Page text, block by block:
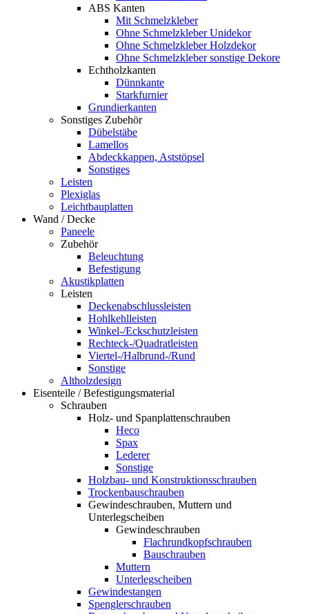
ABS Kanten
Mit Schmelzkleber
Ohne Schmelzkleber Unidekor
Ohne Schmelzkleber Holzdekor
Ohne Schmelzkleber sonstige Dekore
Echtholzkanten
Dünnkante
Starkfurnier
Grundierkanten
Sonstiges Zubehör
Dübelstäbe
Lamellos
Abdeckkappen, Aststöpsel
Sonstiges
Leisten
Plexiglas
Leichtbauplatten
Wand / Decke
Paneele
Zubehör
Beleuchtung
Befestigung
Akustikplatten
Leisten
Deckenabschlussleisten
Hohlkehlleisten
Winkel-/Eckschutzleisten
Rechteck-/Quadratleisten
Viertel-/Halbrund-/Rund
Sonstige
Altholzdesign
Eisenteile / Befestigungsmaterial
Schrauben
Holz- und Spanplattenschrauben
Heco
Spax
Lederer
Sonstige
Holzbau- und Konstruktionsschrauben
Trockenbauschrauben
Gewindeschrauben, Muttern und
Unterlegscheiben
Gewindeschrauben
Flachrundkopfschrauben
Bauschrauben
Muttern
Unterlegscheiben
Gewindestangen
Spenglerschrauben